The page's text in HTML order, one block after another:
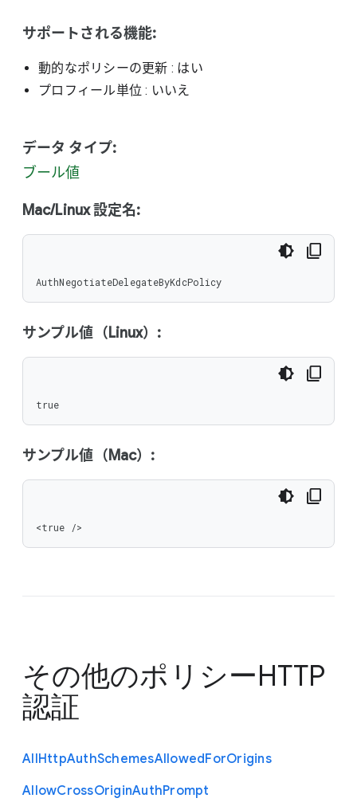
サポートされる機能:
動的なポリシーの更新 : はい
プロフィール単位 : いいえ
データ タイプ:
ブール値
Mac/Linux 設定名:
AuthNegotiateDelegateByKdcPolicy
サンプル値（Linux）:
true
サンプル値（Mac）:
<true />
その他のポリシーHTTP
認証
AllHttpAuthSchemesAllowedForOrigins
AllowCrossOriginAuthPrompt